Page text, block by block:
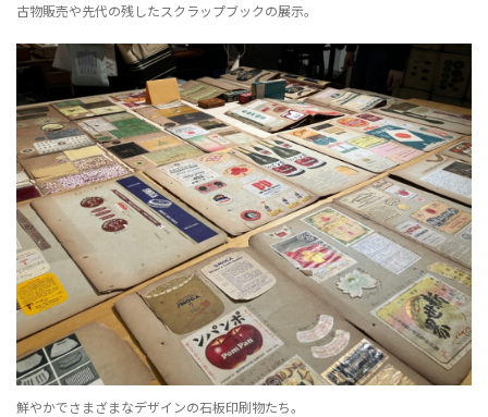
古物販売や先代の残したスクラップブックの展示。
鮮やかでさまざまなデザインの石板印刷物たち。